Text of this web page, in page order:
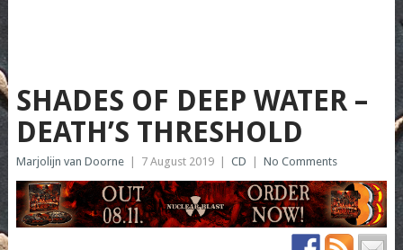
SHADES OF DEEP WATER –
DEATH’S THRESHOLD
Marjolijn van Doorne 7 August 2019 CD No Comments